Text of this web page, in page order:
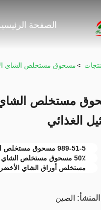
الصفحة
>مسحوق مستخلص الشاي
الغذائي
989-51-5 مسحوق مستخلص الشاي الأخضر
50٪ مسحوق مستخلص الشاي الأخضر EGCG
مستخلص أوراق الشاي
الصين